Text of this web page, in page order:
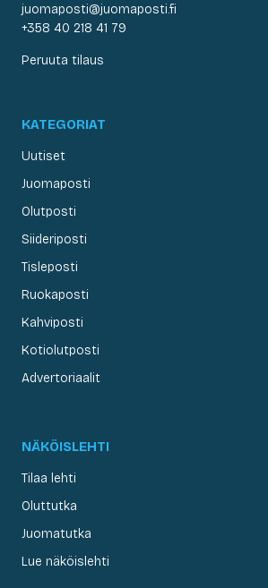
juomaposti@juomaposti.fi
+358 40 218 41 79
Peruuta tilaus
KATEGORIAT
Uutiset
Juomaposti
Olutposti
Siideriposti
Tisleposti
Ruokaposti
Kahviposti
Kotiolutposti
Advertoriaalit
NÄKÖISLEHTI
Tilaa lehti
Oluttutka
Juomatutka
Lue näköislehti